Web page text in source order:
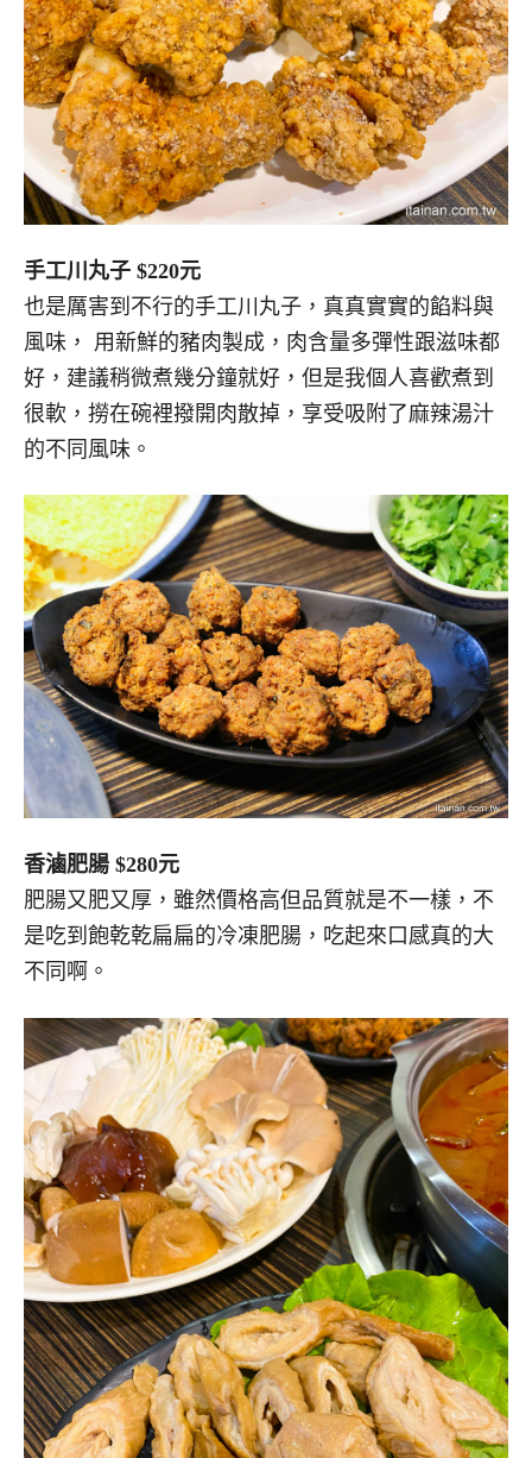
手工川丸子 $220元
也是厲害到不行的手工川丸子，真真實實的餡料與
風味， 用新鮮的豬肉製成，肉含量多彈性跟滋味都
好，建議稍微煮幾分鐘就好，但是我個人喜歡煮到
很軟，撈在碗裡撥開肉散掉，享受吸附了麻辣湯汁
的不同風味。
香滷肥腸 $280元
肥腸又肥又厚，雖然價格高但品質就是不一樣，不
是吃到飽乾乾扁扁的冷凍肥腸，吃起來口感真的大
不同啊。